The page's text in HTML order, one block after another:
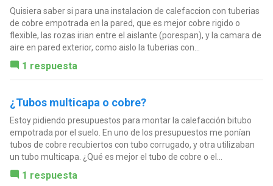
Quisiera saber si para una instalacion de calefaccion con tuberias
de cobre empotrada en la pared, que es mejor cobre rigido o
flexible, las rozas irian entre el aislante (porespan), y la camara de
aire en pared exterior, como aislo la tuberias con...
1 respuesta
¿Tubos multicapa o cobre?
Estoy pidiendo presupuestos para montar la calefacción bitubo
empotrada por el suelo. En uno de los presupuestos me ponían
tubos de cobre recubiertos con tubo corrugado, y otra utilizaban
un tubo multicapa. ¿Qué es mejor el tubo de cobre o el...
1 respuesta